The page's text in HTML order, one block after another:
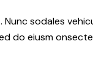
Nunc sodales
do eiusm